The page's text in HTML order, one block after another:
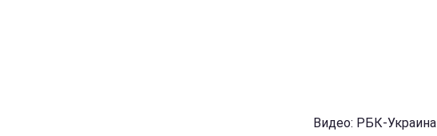
Видео: РБК-Украина